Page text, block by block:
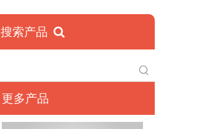
搜索产品 
更多产品